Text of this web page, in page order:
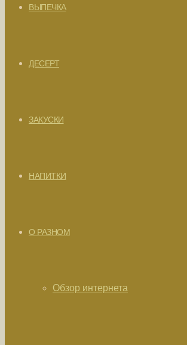
ВЫПЕЧКА
ДЕСЕРТ
ЗАКУСКИ
НАПИТКИ
О РАЗНОМ
Обзор интернета